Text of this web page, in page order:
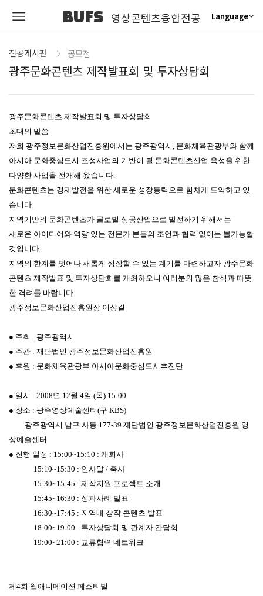
BUFS 영상콘텐츠융합전공 Language
전공게시판 공모전
광주문화콘텐츠 제작발표회 및 투자상담회
광주문화콘텐츠 제작발표회 및 투자상담회
초대의 말씀
저희 광주정보문화산업진흥원에서는 광주광역시, 문화체육관광부와 함께
아시아 문화중심도시 조성사업의 기반이 될 문화콘텐츠산업 육성을 위한
다양한 사업을 전개해 왔습니다.
문화콘텐츠는 경제발전을 위한 새로운 성장동력으로 힘차게 도약하고 있
습니다.
지역기반의 문화콘텐츠가 글로벌 성공산업으로 발전하기 위해서는
새로운 아이디어와 역량 있는 전문가 분들의 조언과 협력 없이는 불가능할
것입니다.
지역의 한계를 벗어나 새롭게 성장할 수 있는 계기를 마련하고자 광주문화
콘텐츠 제작발표 및 투자상담회를 개최하오니 여러분의 많은 참석과 따뜻
한 격려를 바랍니다.
광주정보문화산업진흥원장 이상길
● 주최 : 광주광역시
● 주관 : 재단법인 광주정보문화산업진흥원
● 후원 : 문화체육관광부 아시아문화중심도시추진단
● 일시 : 2008년 12월 4일 (목) 15:00
● 장소 : 광주영상예술센터(구 KBS)
광주광역시 남구 사동 177-39 재단법인 광주정보문화산업진흥원 영
상예술센터
● 진행 일정 : 15:00~15:10 : 개회사
15:10~15:30 : 인사말 / 축사
15:30~15:45 : 제작지원 프로젝트 소개
15:45~16:30 : 성과사례 발표
16:30~17:45 : 지역내 창작 콘텐츠 발표
18:00~19:00 : 투자상담회 및 관계자 간담회
19:00~21:00 : 교류협력 네트워크
제4회 웹애니메이션 페스티벌